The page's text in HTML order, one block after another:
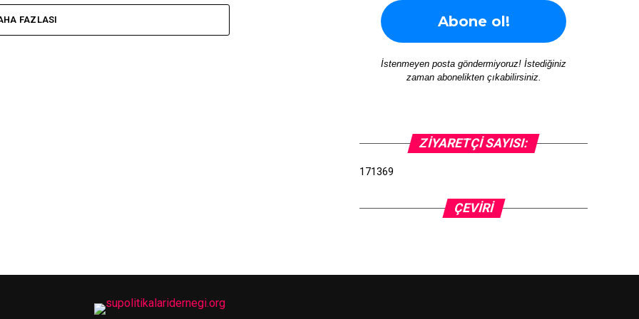
FAZLASI
İstenmeyen posta göndermiyoruz! İstediğiniz
zaman abonelikten çıkabilirsiniz.
ZIYARETÇI SAYISI:
171369
ÇEVIRI